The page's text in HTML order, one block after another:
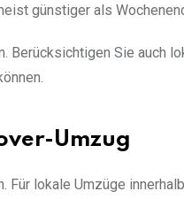
günstiger als
Berücksichtigen Sie auch
Umzug
lokale Umzüge